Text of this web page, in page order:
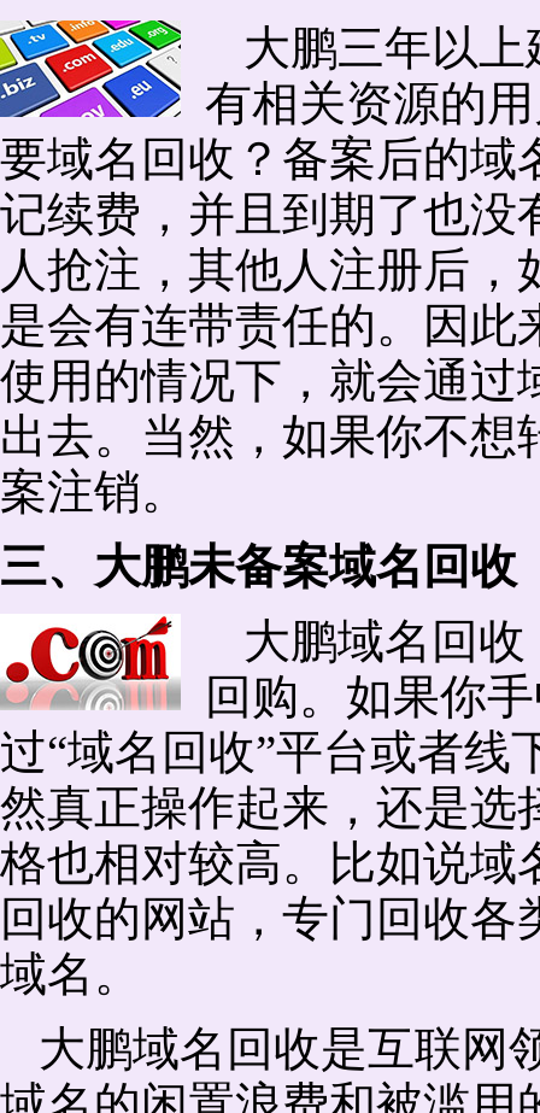
大鹏三年以
有相关资源的
要域名回收？备案后的域
记续费，并且到期了也没
人抢注，其他人注册后
是会有连带责任的。因
使用的情况下，就会通过
出去。当然，如果你不
案注销。
三、大鹏未备案域名回收
大鹏域名回
回购。如果你
过“域名回收”平台或者
然真正操作起来，还是选
格也相对较高。比如说域
回收的网站，专门回收
域名。
大鹏域名回收是互联网